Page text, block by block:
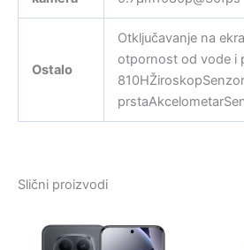
Ostalo
Otključavanje na
otpornost od vode i
Slični proizvodi